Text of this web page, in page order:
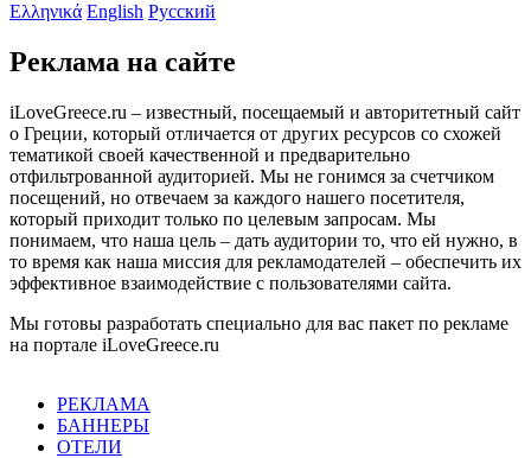
Ελληνικά English Русский
Реклама на сайте
iLoveGreece.ru – известный, посещаемый и авторитетный сайт
о Греции, который отличается от других ресурсов со схожей
тематикой своей качественной и предварительно
отфильтрованной аудиторией. Мы не гонимся за счетчиком
посещений, но отвечаем за каждого нашего посетителя,
который приходит только по целевым запросам. Мы
понимаем, что наша цель – дать аудитории то, что ей нужно, в
то время как наша миссия для рекламодателей – обеспечить их
эффективное взаимодействие с пользователями сайта.
Мы готовы разработать специально для вас пакет по рекламе
на портале iLoveGreece.ru
РЕКЛАМА
БАННЕРЫ
ОТЕЛИ